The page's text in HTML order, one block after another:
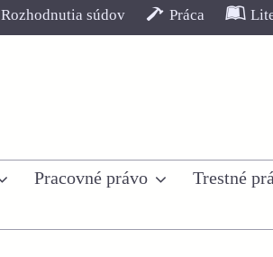
Rozhodnutia súdov Práca
Pracovné právo Trestné